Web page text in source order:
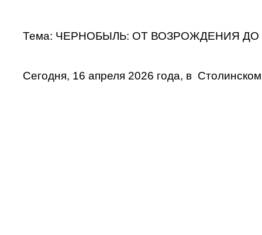
Тема: ЧЕРНОБЫЛЬ: ОТ ВОЗРОЖДЕНИЯ ДО
Сегодня, 16 апреля 2026 года, в